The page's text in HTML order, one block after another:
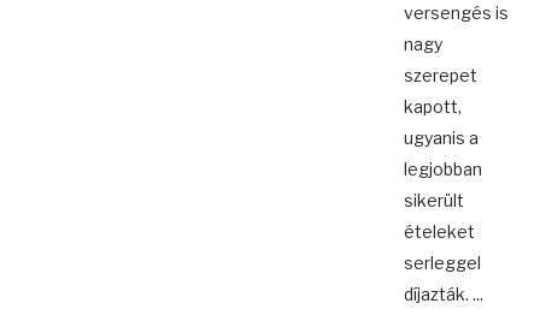
versengés is
nagy
szerepet
kapott,
ugyanis a
legjobban
sikerült
ételeket
serleggel
díjazták. ...